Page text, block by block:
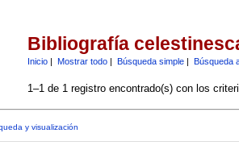
Bibliografía
Inicio| Mostrar todo| Búsqueda simple| Búsqueda
1–1 de 1 registro encontrado(s) con los
y visualización